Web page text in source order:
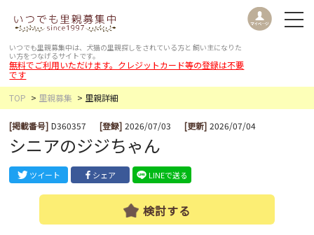
いつでも里親募集中は、犬猫の里親探しをされている方と 飼い主になりた
い方をつなげるサイトです。
無料でご利用いただけます。クレジットカード等の登録は不要
です
TOP
里親募集 里親詳細
[掲載番号] D360357 [登録] 2026/07/03 [更新] 2026/07/04
シニアのジジちゃん
ツイート シェア LINEで送る
検討する